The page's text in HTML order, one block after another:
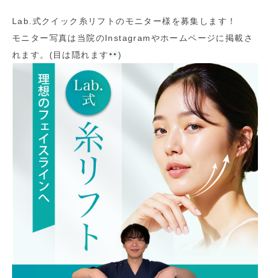
Lab.式クイック糸リフトのモニター様を募集します！
モニター写真は当院のInstagramやホームページに掲載さ
れます。(目は隠れます
)